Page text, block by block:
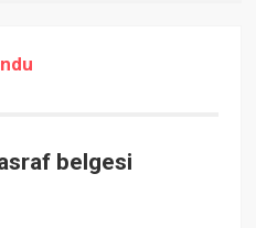
belgesi